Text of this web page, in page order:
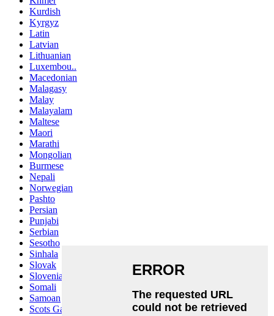
Kurdish
Kyrgyz
Latin
Latvian
Lithuanian
Luxembou..
Macedonian
Malagasy
Malay
Malayalam
Maltese
Maori
Marathi
Mongolian
Burmese
Nepali
Norwegian
Pashto
Persian
Punjabi
Serbian
Sesotho
Sinhala
Slovak
Slovenian
Somali
Samoan
Scots Gaelic